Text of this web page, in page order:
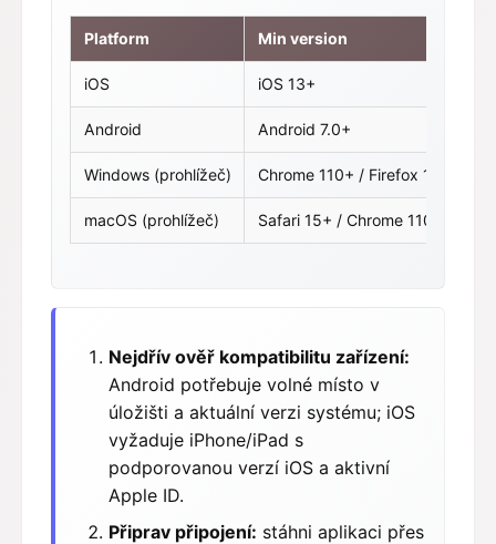
Platform Min version
iOS iOS 13+
Android Android 7.0+
Windows (prohlížeč) Chrome 110+ / Firefox 110+ /
macOS (prohlížeč) Safari 15+ / Chrome 110+
Nejdřív ověř kompatibilitu zařízení:
Android potřebuje volné místo v
úložišti a aktuální verzi systému; iOS
vyžaduje iPhone/iPad s
podporovanou verzí iOS a aktivní
Apple ID.
Připrav připojení: stáhni aplikaci přes